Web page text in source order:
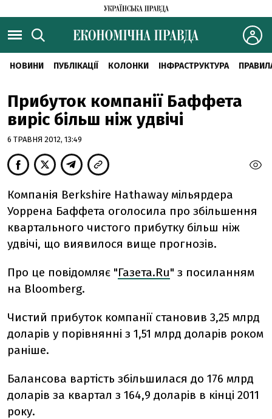
НОВИНИ ПУБЛІКАЦІЇ КОЛОНКИ ІНФРАСТРУКТУРА
Прибуток компанії Баффета
виріс більш ніж удвічі
6 ТРАВНЯ 2012, 13:49
Компанія Berkshire Hathaway мільярдера
Уоррена Баффета оголосила про збільшення
квартального чистого прибутку більш ніж
удвічі, що виявилося вище прогнозів.
Про це повідомляє "Газета.Ru" з посиланням
на Bloomberg.
Чистий прибуток компанії становив 3,25 млрд
доларів у порівнянні з 1,51 млрд доларів роком
раніше.
Балансова вартість збільшилася до 176 млрд
доларів за квартал з 164,9 доларів в кінці 2011
року.